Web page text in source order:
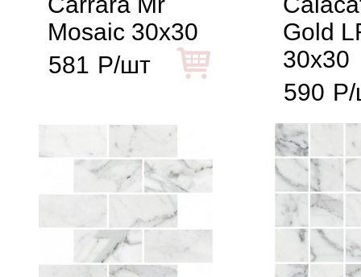
Mosaic 30x30
581 Р/шт
Gold
30x30
590